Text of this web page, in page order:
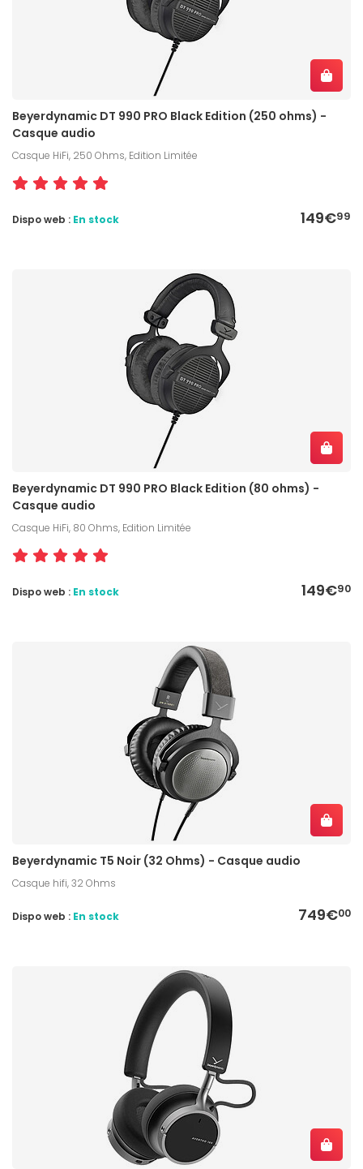
Beyerdynamic DT 990 PRO Black Edition (250 ohms) -
Casque audio
Casque HiFi, 250 Ohms, Edition Limitée
149€99
Dispo web : En stock
Beyerdynamic DT 990 PRO Black Edition (80 ohms) -
Casque audio
Casque HiFi, 80 Ohms, Edition Limitée
149€90
Dispo web : En stock
Beyerdynamic T5 Noir (32 Ohms) - Casque audio
Casque hifi, 32 Ohms
749€00
Dispo web : En stock